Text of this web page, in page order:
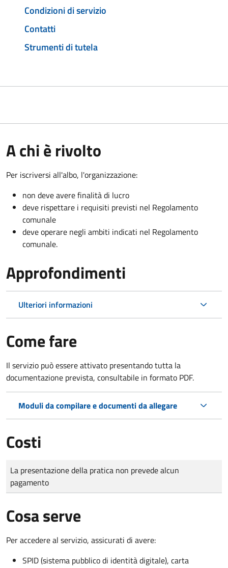
Condizioni di servizio
Contatti
Strumenti di tutela
A chi è rivolto
Per iscriversi all'albo, l'organizzazione:
non deve avere finalità di lucro
deve rispettare i requisiti previsti nel Regolamento
comunale
deve operare negli ambiti indicati nel Regolamento
comunale.
Approfondimenti
Ulteriori informazioni
Come fare
Il servizio può essere attivato presentando tutta la
documentazione prevista, consultabile in formato PDF.
Moduli da compilare e documenti da allegare
Costi
Tipo di pagamento
Importo
La presentazione della pratica non prevede alcun
pagamento
Cosa serve
Per accedere al servizio, assicurati di avere:
SPID (sistema pubblico di identità digitale), carta